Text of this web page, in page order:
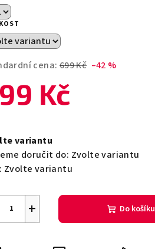
cena: 699 Kč –42 %
Kč
variantu
doručit do: Zvolte variantu
Zvolte variantu
+ Do košíku